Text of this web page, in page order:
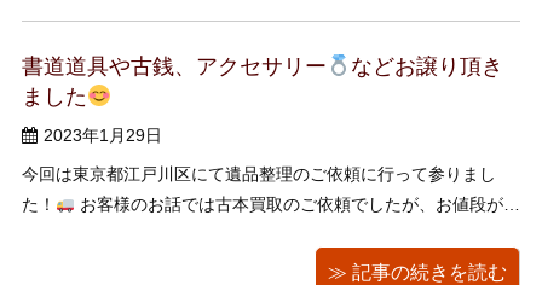
ドゲーム、トロールの置物などもござ
書道道具や古銭、アクセサリー
などお譲り頂き
ました
2023年1月29日
今回は東京都江戸川区にて遺品整理のご依頼に行って参りまし
た！
お客様のお話では古本買取のご依頼でしたが、お値段が付
ってしまうため、古道具やそのほかご処分に 困っている品物をお
≫ 記事の続きを読む